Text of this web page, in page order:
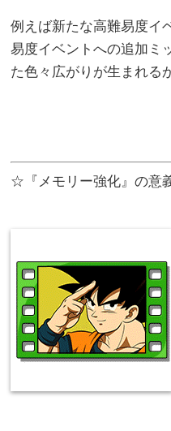
例えば新たな高難易度イ
易度イベントへの追加ミ
た色々広がりが生まれる
☆『メモリー強化』の意